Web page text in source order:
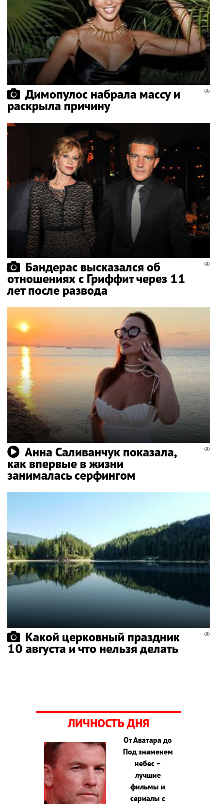
Димопулос набрала массу и
раскрыла причину
Бандерас высказался об
отношениях с Гриффит через 11
лет после развода
Анна Саливанчук показала,
как впервые в жизни
занималась серфингом
Какой церковный праздник
10 августа и что нельзя делать
ЛИЧНОСТЬ ДНЯ
От Аватара до
Под знаменем
небес –
лучшие
фильмы и
сериалы с